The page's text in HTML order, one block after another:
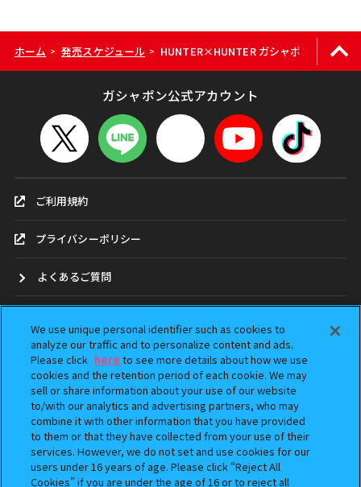
ホーム > 発売スケジュール > HUNTER×HUNTER ガシャポン！コレク
ガシャポン公式アカウント
ご利用規約
プライバシーポリシー
よくあるご質問
ガシャポンどこ？
アンケート
ウェブアクセシビリティ方針
Do Not Sell or Share My Personal Information
We use unique personal identifier such as cookies to
analyze our traffic and to personalize content and ads.
Please click here to see more details about how we use
cookies and the retention period of each cookie. We may
sell or share information about your use of our website
to/with our analytics and advertising partners, who may
combine it with other information that you have provided
to them or that they have collected from your use of their
services. However, we do not set and use cookies for our
users under 16 years of age. Please click “Reject All
Cookies” if you are under the age of 16 or to reject all